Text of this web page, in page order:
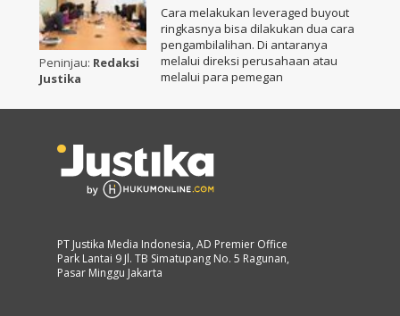
Peninjau: Redaksi
Justika
Cara melakukan leveraged buyout
ringkasnya bisa dilakukan dua cara
pengambilalihan. Di antaranya
melalui direksi perusahaan atau
melalui para pemegan
PT Justika Media Indonesia, AD Premier Office
Park Lantai 9 Jl. TB Simatupang No. 5 Ragunan,
Pasar Minggu Jakarta